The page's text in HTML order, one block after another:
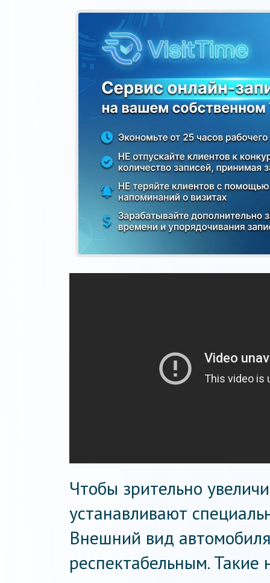
Чтобы зрительно
устанавливают
Внешний вид
респектабельным. Такие